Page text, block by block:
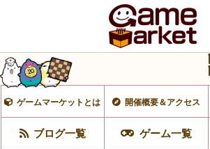
ゲームマーケットとは 開催概要＆アクセス
ブログ一覧 ゲーム一覧